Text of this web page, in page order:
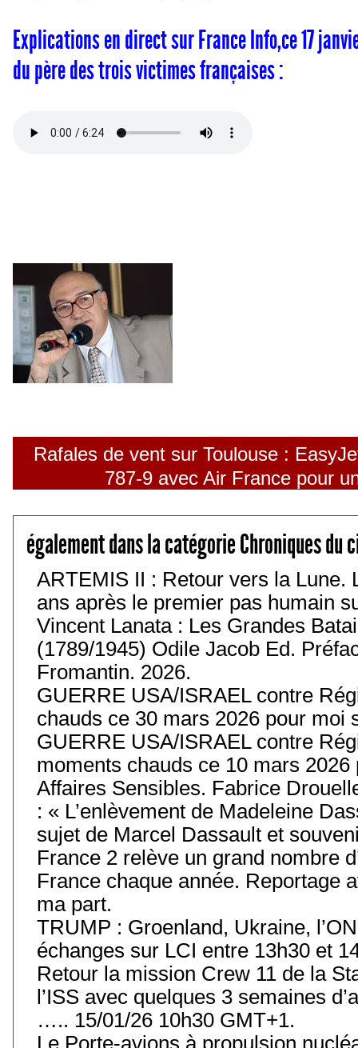
Explications en direct sur France Info,ce 17
du père des trois victimes françaises :
Rafales de vent sur Toulouse :
787-9 avec Air France pour
également dans la catégorie Chroniques du
ARTEMIS II : Retour vers la Lune.
ans après le premier pas humain
Vincent Lanata : Les Grandes
(1789/1945) Odile Jacob Ed.
Fromantin. 2026.
GUERRE USA/ISRAEL contre
chauds ce 30 mars 2026 pour moi
GUERRE USA/ISRAEL contre
moments chauds ce 10 mars
Affaires Sensibles. Fabrice
: « L’enlèvement de Madeleine
sujet de Marcel Dassault et
France 2 relève un grand nombre
France chaque année. Reportage
ma part.
TRUMP : Groenland, Ukraine,
échanges sur LCI entre 13h30 et
Retour la mission Crew 11 de la
l’ISS avec quelques 3 semaines
….. 15/01/26 10h30 GMT+1.
Le Porte-avions à propulsion